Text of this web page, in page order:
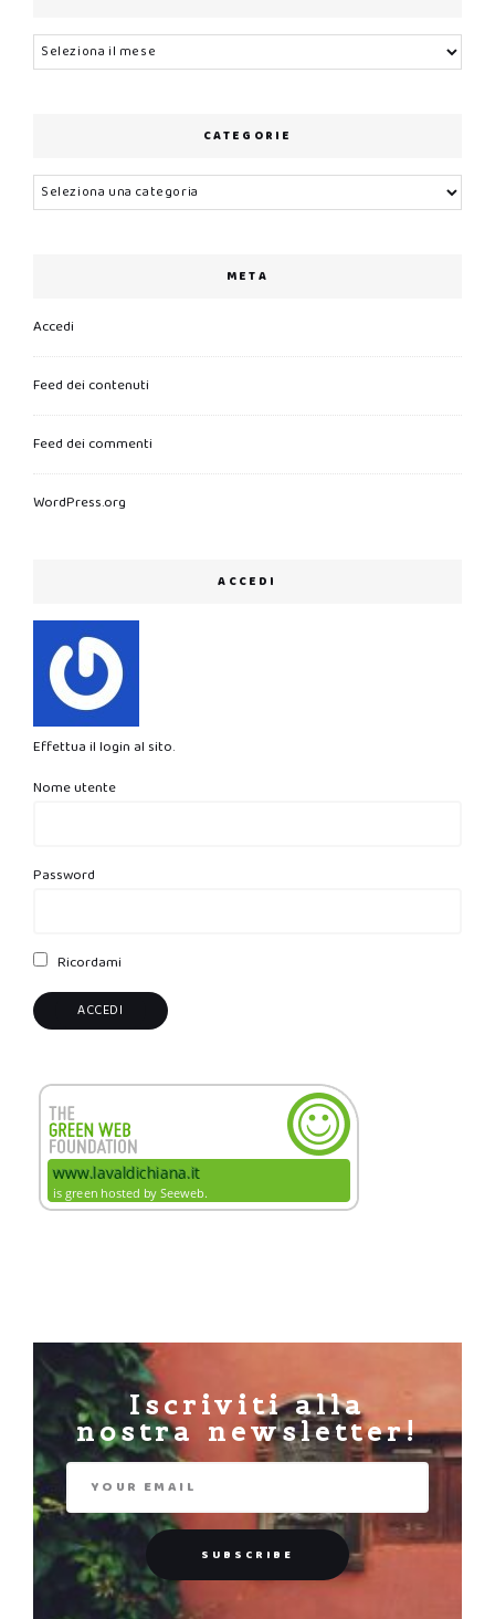
Archivi
CATEGORIE
Categorie
META
Accedi
Feed dei contenuti
Feed dei commenti
WordPress.org
ACCEDI
Effettua il login al sito.
Nome utente
Password
Ricordami
Iscriviti alla
nostra newsletter!